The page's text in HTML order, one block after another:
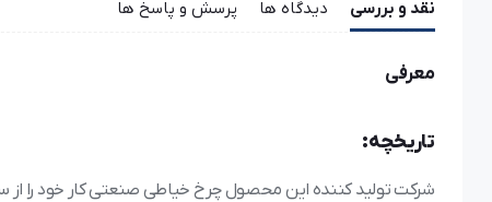
نقد و بررسی دیدگاه ها پرسش و پاسخ ها
معرفی
تاریخچه: